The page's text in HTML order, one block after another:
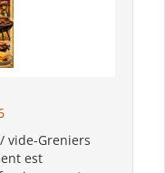
vide-Greniers
est